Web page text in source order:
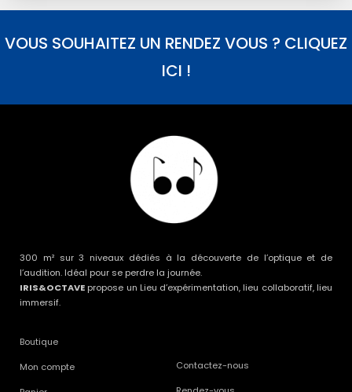
VOUS SOUHAITEZ UN RENDEZ VOUS ? CLIQUEZ
ICI !
300 m² sur 3 niveaux dédiés à la découverte de l’optique et de
l’audition. Idéal pour se perdre la journée.
IRIS&OCTAVE propose un Lieu d’expérimentation, lieu collaboratif, lieu
immersif.
Boutique
Mon compte
Contactez-nous